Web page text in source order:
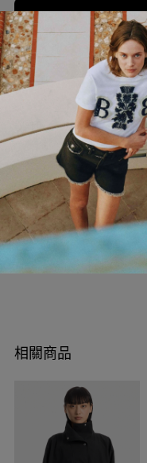
商品描述
細節與保養
查看分店庫存
9226481205-99
相關商品